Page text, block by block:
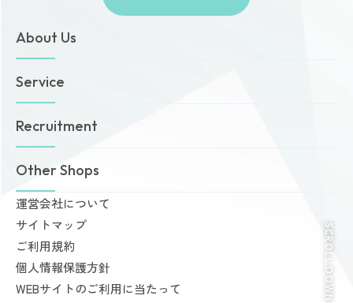
About Us
お知らせ
店舗一覧
ご予約から無料体験・見学までの流れ
料金案内
入会手続きのご案内
お支払いについて
よくあるご質問
会員様からいただいた声
Service
Amazonesのパーソナルトレーニング
AI姿勢診断・改善
Recruitment
Other Shops
完全個室PRIVATE GYM Highness
24時間ジム Amazones & Hercules
AMAZONES ONLINE SHOP
運営会社について
サイトマップ
ご利用規約
個人情報保護方針
WEBサイトのご利用に当たって
SCROLL DOWN